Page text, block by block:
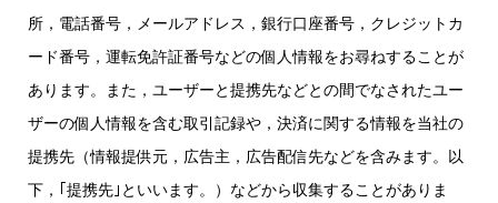
所，電話番号，メールアドレス，銀行口座番号，クレジットカ
ード番号，運転免許証番号などの個人情報をお尋ねすることが
あります。また，ユーザーと提携先などとの間でなされたユー
ザーの個人情報を含む取引記録や，決済に関する情報を当社の
提携先（情報提供元，広告主，広告配信先などを含みます。以
下，｢提携先｣といいます。）などから収集することがありま